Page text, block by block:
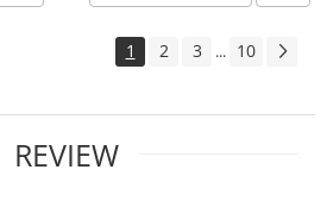
1 2 3 ... 10
REVIEW